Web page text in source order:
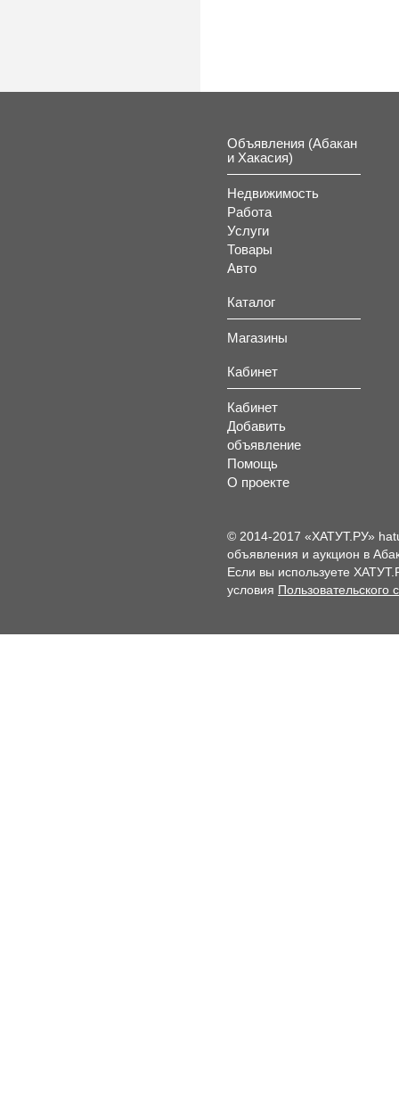
Объявления (Абакан
и Хакасия)
Недвижимость
Работа
Услуги
Товары
Авто
Каталог
Магазины
Кабинет
Кабинет
Добавить
объявление
Помощь
О проекте
© 2014-2017 «ХАТУТ.РУ»
объявления и аукцион в
Если вы используете
условия Пользовательского